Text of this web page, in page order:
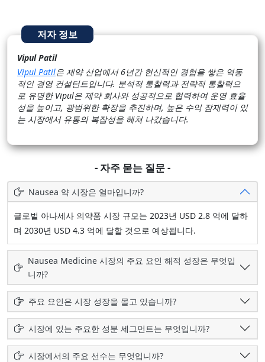
저자 정보
Vipul Patil
Vipul Patil은 제약 산업에서 6년간 헌신적인 경험을 쌓은 역동
적인 경영 컨설턴트입니다. 분석적 통찰력과 전략적 통찰력으
로 유명한 Vipul은 제약 회사와 성공적으로 협력하여 운영 효율
성을 높이고, 광범위한 확장을 추진하며, 높은 수익 잠재력이 있
는 시장에서 유통의 복잡성을 헤쳐 나갔습니다.
- 자주 묻는 질문 -
Nausea 약 시장은 얼마입니까?
글로벌 아나세사 의약품 시장 규모는 2023년 USD 2.8 억에 달하
며 2030년 USD 4.3 억에 달할 것으로 예상됩니다.
Nausea Medicine 시장의 주요 요인 해적 성장은 무엇입
니까?
주요 요인은 시장 성장을 몰고 있습니까?
시장에 있는 주요한 성분 세그먼트는 무엇입니까?
시장에서의 주요 선수는 무엇입니까?